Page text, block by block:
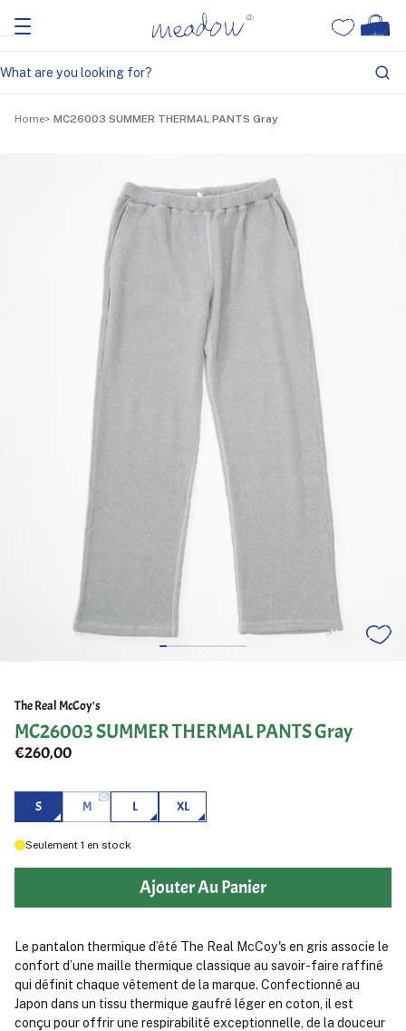
Home MC26003 SUMMER THERMAL PANTS Gray
The Real McCoy's
MC26003 SUMMER THERMAL PANTS Gray
€260,00
S M L XL
Seulement 1 en stock
Ajouter Au Panier
Le pantalon thermique d’été The Real McCoy's en gris associe le
confort d’une maille thermique classique au savoir-faire raffiné
qui définit chaque vêtement de la marque. Confectionné au
Japon dans un tissu thermique gaufré léger en coton, il est
conçu pour offrir une respirabilité exceptionnelle, de la douceur